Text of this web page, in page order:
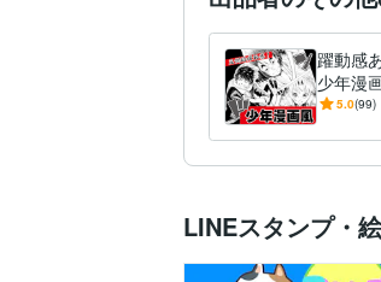
躍動感
少年漫
歴あり
5.0(99)
LINEスタンプ・